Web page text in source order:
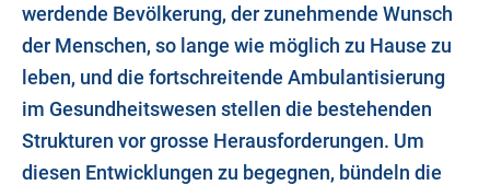
werdende Bevölkerung, der zunehmende Wunsch
der Menschen, so lange wie möglich zu Hause zu
leben, und die fortschreitende Ambulantisierung
im Gesundheitswesen stellen die bestehenden
Strukturen vor grosse Herausforderungen. Um
diesen Entwicklungen zu begegnen, bündeln die